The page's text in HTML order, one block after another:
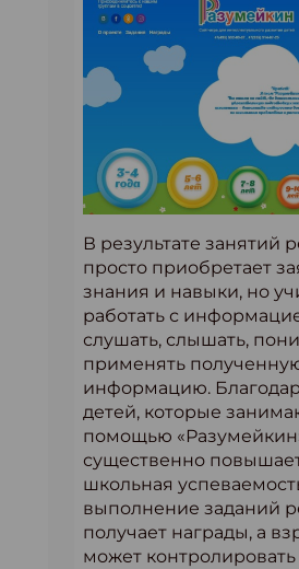
В результате занятий
просто приобретает
знания и навыки, но
работать с
слушать, слышать,
применять
информацию.
детей, которые
помощью
существенно
школьная
выполнение заданий
получает награды, а
может контролировать